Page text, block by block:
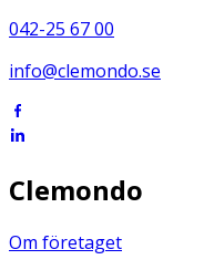
042-25 67 00
info@clemondo.se
Clemondo
Om företaget